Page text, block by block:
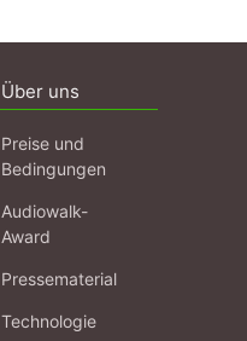
Über uns
Preise und
Bedingungen
Audiowalk-
Award
Pressematerial
Technologie